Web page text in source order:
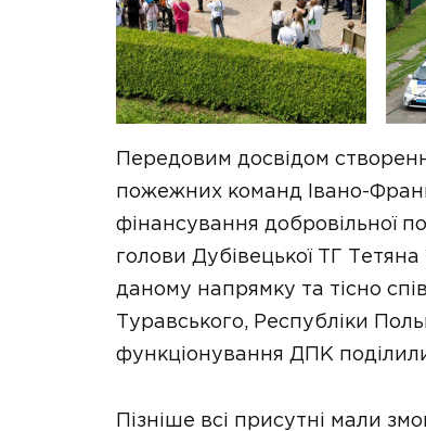
Передовим досвідом
пожежних команд Івано-
фінансування добровільної
голови Дубівецької ТГ
даному напрямку та тісно
Туравського, Республіки
функціонування ДПК
Пізніше всі присутні мали